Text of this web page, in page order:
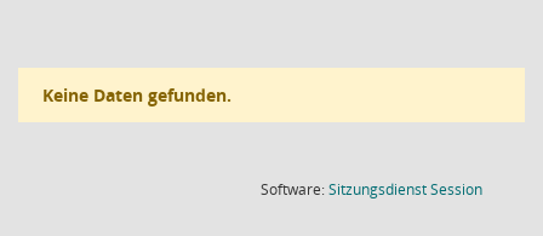
Keine Daten gefunden.
Software:SitzungsdienstSession(Wird in